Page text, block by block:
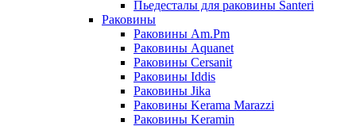
Пьедесталы для раковины Santeri
Раковины
Раковины Am.Pm
Раковины Aquanet
Раковины Cersanit
Раковины Iddis
Раковины Jika
Раковины Kerama Marazzi
Раковины Keramin